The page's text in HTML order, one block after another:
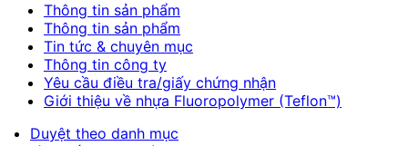
Thông tin sản phẩm
Thông tin sản phẩm
Tin tức & chuyên mục
Thông tin công ty
Yêu cầu điều tra/giấy chứng nhận
Giới thiệu về nhựa Fluoropolymer (Teflon™)
Duyệt theo danh mục